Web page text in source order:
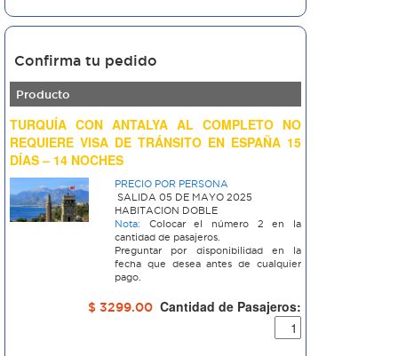
Confirma tu pedido
Producto
TURQUÍA CON ANTALYA AL COMPLETO NO
REQUIERE VISA DE TRÁNSITO EN ESPAÑA 15
DÍAS – 14 NOCHES
PRECIO POR PERSONA
SALIDA 05 DE MAYO 2025
HABITACION DOBLE
Nota: Colocar el número 2 en la
cantidad de pasajeros.
Preguntar por disponibilidad en la
fecha que desea antes de cualquier
pago.
$ 3299.00 Cantidad de Pasajeros: